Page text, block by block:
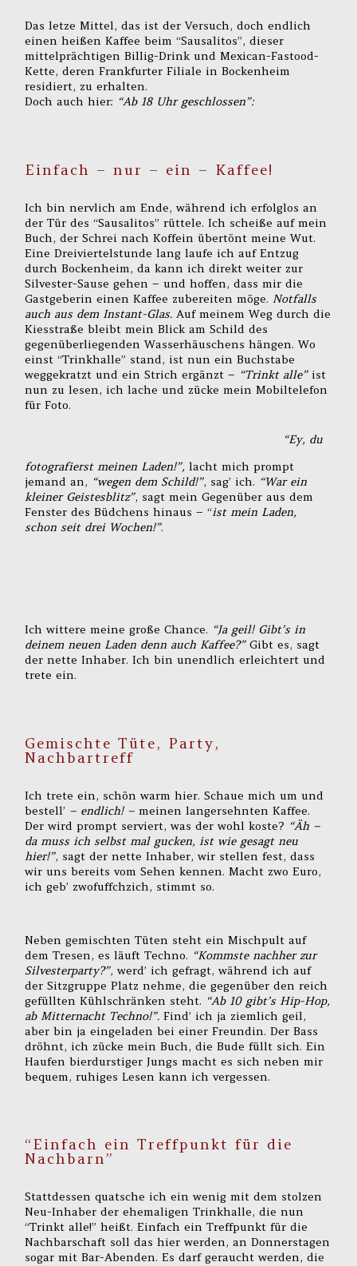
Das letze Mittel, das ist der Versuch, doch endlich
einen heißen Kaffee beim “Sausalitos”, dieser
mittelprächtigen Billig-Drink und Mexican-Fastood-
Kette, deren Frankfurter Filiale in Bockenheim
residiert, zu erhalten.
Doch auch hier: “Ab 18 Uhr geschlossen”:
Einfach – nur – ein – Kaffee!
Ich bin nervlich am Ende, während ich erfolglos an
der Tür des “Sausalitos” rüttele. Ich scheiße auf mein
Buch, der Schrei nach Koffein übertönt meine Wut.
Eine Dreiviertelstunde lang laufe ich auf Entzug
durch Bockenheim, da kann ich direkt weiter zur
Silvester-Sause gehen – und hoffen, dass mir die
Gastgeberin einen Kaffee zubereiten möge.Notfalls
auch aus dem Instant-Glas.Auf meinem Weg durch die
Kiesstraße bleibt mein Blick am Schild des
gegenüberliegenden Wasserhäuschens hängen. Wo
einst “Trinkhalle” stand, ist nun ein Buchstabe
weggekratzt und ein Strich ergänzt – “Trinkt alle” ist
nun zu lesen, ich lache und zücke mein Mobiltelefon
für Foto.
“Ey, du
fotografierst meinen Laden!”,lacht mich prompt
jemand an, “wegen dem Schild!”, sag’ ich. “War ein
kleiner Geistesblitz”, sagt mein Gegenüber aus dem
Fenster des Büdchens hinaus – “ist mein Laden,
schon seit drei Wochen!”.
Ich wittere meine große Chance. “Ja geil! Gibt’s in
deinem neuen Laden denn auch Kaffee?”Gibt es, sagt
der nette Inhaber. Ich bin unendlich erleichtert und
trete ein.
Gemischte Tüte, Party,
Nachbartreff
Ich trete ein, schön warm hier. Schaue mich um und
bestell’ – endlich! – meinen langersehnten Kaffee.
Der wird prompt serviert, was der wohl koste? “Äh –
da muss ich selbst mal gucken, ist wie gesagt neu
hier!”, sagt der nette Inhaber, wir stellen fest, dass
wir uns bereits vom Sehen kennen. Macht zwo Euro,
ich geb’ zwofuffchzich, stimmt so.
Neben gemischten Tüten steht ein Mischpult auf
dem Tresen, es läuft Techno. “Kommste nachher zur
Silvesterparty?”, werd’ ich gefragt, während ich auf
der Sitzgruppe Platz nehme, die gegenüber den reich
gefüllten Kühlschränken steht. “Ab 10 gibt’s Hip-Hop,
ab Mitternacht Techno!”.Find’ ich ja ziemlich geil,
aber bin ja eingeladen bei einer Freundin. Der Bass
dröhnt, ich zücke mein Buch, die Bude füllt sich. Ein
Haufen bierdurstiger Jungs macht es sich neben mir
bequem, ruhiges Lesen kann ich vergessen.
“Einfach ein Treffpunkt für die
Nachbarn”
Stattdessen quatsche ich ein wenig mit dem stolzen
Neu-Inhaber der ehemaligen Trinkhalle, die nun
“Trinkt alle!” heißt. Einfach ein Treffpunkt für die
Nachbarschaft soll das hier werden, an Donnerstagen
sogar mit Bar-Abenden. Es darf geraucht werden, die